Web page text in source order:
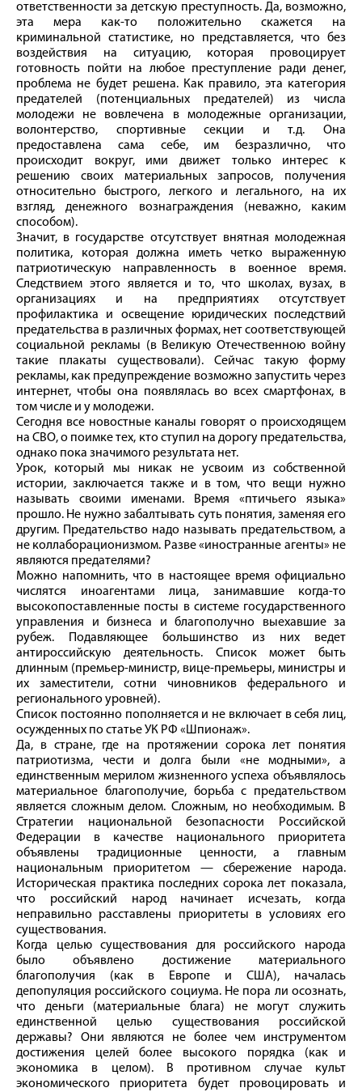
ответственности за детскую преступность. Да, возможно,
эта мера как‑то положительно скажется на
криминальной статистике, но представляется, что без
воздействия на ситуацию, которая провоцирует
готовность пойти на любое преступление ради денег,
проблема не будет решена. Как правило, эта категория
предателей (потенциальных предателей) из числа
молодежи не вовлечена в молодежные организации,
волонтерство, спортивные секции и т. д. Она
предоставлена сама себе, им безразлично, что
происходит вокруг, ими движет только интерес к
решению своих материальных запросов, получения
относительно быстрого, легкого и легального, на их
взгляд, денежного вознаграждения (неважно, каким
способом).
Значит, в государстве отсутствует внятная молодежная
политика, которая должна иметь четко выраженную
патриотическую направленность в военное время.
Следствием этого является и то, что школах, вузах, в
организациях и на предприятиях отсутствует
профилактика и освещение юридических последствий
предательства в различных формах, нет соответствующей
социальной рекламы (в Великую Отечественною вой­ну
такие плакаты существовали). Сейчас такую форму
рекламы, как предупреждение возможно запустить через
интернет, чтобы она появлялась во всех смартфонах, в
том числе и у молодежи.
Сегодня все новостные каналы говорят о происходящем
на СВО, о поимке тех, кто ступил на дорогу предательства,
однако пока значимого результата нет.
Урок, который мы никак не усвоим из собственной
истории, заключается также и в том, что вещи нужно
называть своими именами. Время «птичьего языка»
прошло. Не нужно забалтывать суть понятия, заменяя его
другим. Предательство надо называть предательством, а
не коллаборационизмом. Разве «иностранные агенты» не
являются предателями?
Можно напомнить, что в настоящее время официально
числятся иноагентами лица, занимавшие когда‑то
высокопоставленные посты в системе государственного
управления и бизнеса и благополучно выехавшие за
рубеж. Подавляющее большинство из них ведет
антироссийскую деятельность. Список может быть
длинным (премьер-­министр, вице-премьеры, министры и
их заместители, сотни чиновников федерального и
регионального уровней).
Список постоянно пополняется и не включает в себя лиц,
осужденных по статье УК РФ «Шпионаж».
Да, в стране, где на протяжении сорока лет понятия
патриотизма, чести и долга были «не модными», а
единственным мерилом жизненного успеха объявлялось
материальное благополучие, борьба с предательством
является сложным делом. Сложным, но необходимым. В
Стратегии национальной безопасности Российской
Федерации в качестве национального приоритета
объявлены традиционные ценности, а главным
национальным приоритетом — сбережение народа.
Историческая практика последних сорока лет показала,
что российский народ начинает исчезать, когда
неправильно расставлены приоритеты в условиях его
существования.
Когда целью существования для российского народа
было объявлено достижение материального
благополучия (как в Европе и США), началась
депопуляция российского социума. Не пора ли осознать,
что деньги (материальные блага) не могут служить
единственной целью существования российской
державы? Они являются не более чем инструментом
достижения целей более высокого порядка (как и
экономика в целом). В противном случае культ
экономического приоритета будет провоцировать и